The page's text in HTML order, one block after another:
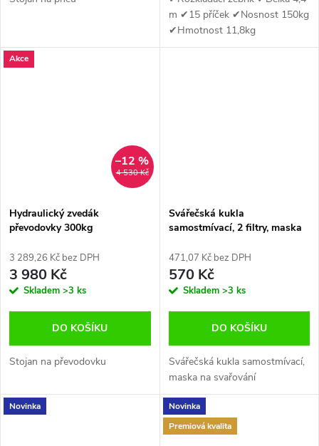
m ✔15 příček ✔Nosnost 150kg
✔Hmotnost 11,8kg
Akce
4 530 Kč
–12 %
Hydraulický zvedák
převodovky 300kg
3 289,26 Kč bez DPH
3 980 Kč
Skladem >3 ks
DO KOŠÍKU
Stojan na převodovku
Svářečská kukla
samostmívací, 2 filtry, maska
471,07 Kč bez DPH
570 Kč
Skladem >3 ks
DO KOŠÍKU
Svářečská kukla samostmívací,
maska na svařování
Novinka
Novinka
Premiová kvalita